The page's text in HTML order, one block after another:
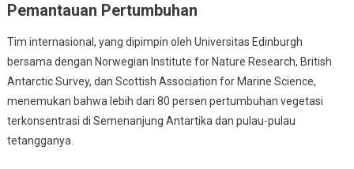
Pemantauan Pertumbuhan
Tim internasional, yang dipimpin oleh Universitas Edinburgh
bersama dengan Norwegian Institute for Nature Research, British
Antarctic Survey, dan Scottish Association for Marine Science,
menemukan bahwa lebih dari 80 persen pertumbuhan vegetasi
terkonsentrasi di Semenanjung Antartika dan pulau-pulau
tetangganya.